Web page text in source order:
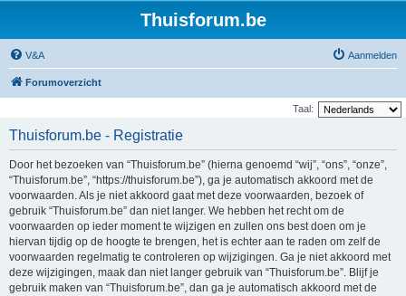
Thuisforum.be
V&A Aanmelden
Forumoverzicht
Taal:
Thuisforum.be - Registratie
Door het bezoeken van “Thuisforum.be” (hierna genoemd “wij”, “ons”, “onze”,
“Thuisforum.be”, “https://thuisforum.be”), ga je automatisch akkoord met de
voorwaarden. Als je niet akkoord gaat met deze voorwaarden, bezoek of
gebruik “Thuisforum.be” dan niet langer. We hebben het recht om de
voorwaarden op ieder moment te wijzigen en zullen ons best doen om je
hiervan tijdig op de hoogte te brengen, het is echter aan te raden om zelf de
voorwaarden regelmatig te controleren op wijzigingen. Ga je niet akkoord met
deze wijzigingen, maak dan niet langer gebruik van “Thuisforum.be”. Blijf je
gebruik maken van “Thuisforum.be”, dan ga je automatisch akkoord met de